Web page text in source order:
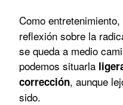
Como entretenimiento,
reflexión sobre la
se queda a medio
podemos situarla
corrección, aunque
sido.